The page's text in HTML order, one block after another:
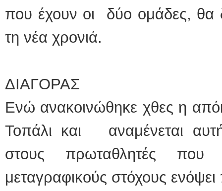
που έχουν οι δύο ομάδες, θα
τη νέα χρονιά.
ΔΙΑΓΟΡΑΣ
Ενώ ανακοινώθηκε χθες η
Τοπάλι και αναμένεται
στους πρωταθλητές που
μεταγραφικούς στόχους